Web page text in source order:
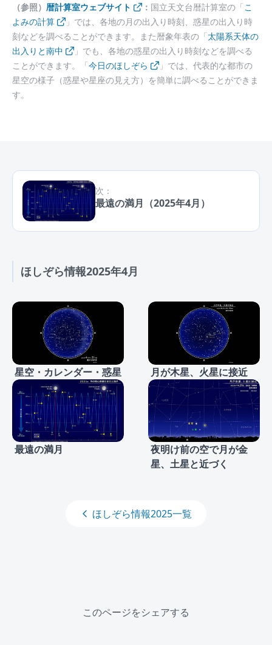
（参照） 暦計算室ウェブサイト ： 国立天文台暦計算室の「こ
よみの計算
」では、各地の月の出入り時刻、惑星の出入り時
刻などを調べることができます。また暦象年表の「太陽系天体の
出入りと南中
」でも、各地の惑星の出入り時刻などを調べる
ことができます。「今日のほしぞら
」では、代表的な都市の
星空の様子（惑星や星座の見え方）を簡単に調べることができま
す。
次：
最遠の満月（2025年4月）
ほしぞら情報2025年4月
星空・カレンダー・惑星 月が木星、火星に接近
最遠の満月
夜明け前の空で月が金
星、土星と近づく
ほしぞら情報2025一覧
このページをシェアする